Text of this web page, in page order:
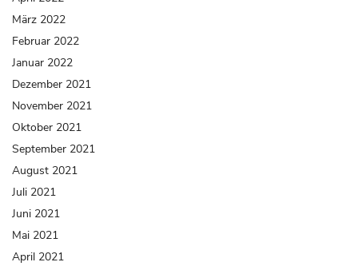
März 2022
Februar 2022
Januar 2022
Dezember 2021
November 2021
Oktober 2021
September 2021
August 2021
Juli 2021
Juni 2021
Mai 2021
April 2021